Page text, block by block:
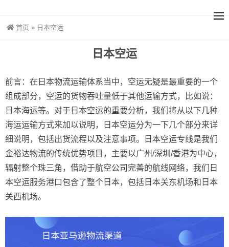
首页 » 日本空运
日本空运
前言：在日本物流运输体系当中，空运无疑是最重要的一个
组成部分，空运的货物吞吐量低于其他运输方式，比如说：
日本海运等。对于日本空运的重要分析，我们将从以下几种
海运运输方式来加以说明，日本空运分为一下几个部分来详
细说明，包括出货流程以及注意事项。日本空运专线是我们
金裕达物流的传统优势项目，主要以广州/深圳/香港为中心，
辐射整个珠三角，借助于航空公司完善的航线网络，我们日
本空运服务港口包含了整个日本，包括日本关东机场和日本
关西机场。